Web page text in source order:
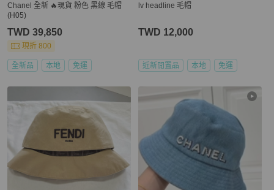
Chanel 全新 🔥現貨 粉色 黑線 毛帽
(H05)
TWD 39,850
現折 800
全新品 本地 免運
lv headline 毛帽
TWD 12,000
近新閒置品 本地 免運